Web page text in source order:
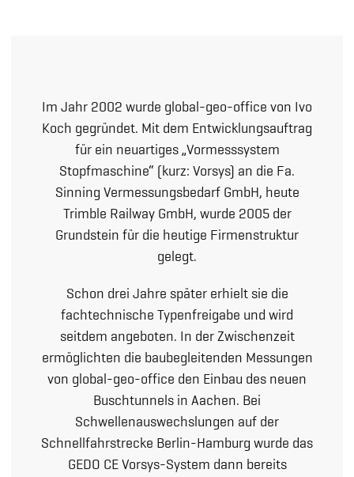
Im Jahr 2002 wurde global-geo-office von Ivo
Koch gegründet. Mit dem Entwicklungsauftrag
für ein neuartiges „Vormesssystem
Stopfmaschine“ (kurz: Vorsys) an die Fa.
Sinning Vermessungsbedarf GmbH, heute
Trimble Railway GmbH, wurde 2005 der
Grundstein für die heutige Firmenstruktur
gelegt.
Schon drei Jahre später erhielt sie die
fachtechnische Typenfreigabe und wird
seitdem angeboten. In der Zwischenzeit
ermöglichten die baubegleitenden Messungen
von global-geo-office den Einbau des neuen
Buschtunnels in Aachen. Bei
Schwellenauswechslungen auf der
Schnellfahrstrecke Berlin-Hamburg wurde das
GEDO CE Vorsys-System dann bereits